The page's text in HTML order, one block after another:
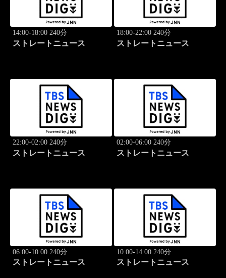
14:00-18:00 240分
ストレートニュース
18:00-22:00 240分
ストレートニュース
22:00-02:00 240分
ストレートニュース
02:00-06:00 240分
ストレートニュース
06:00-10:00 240分
ストレートニュース
10:00-14:00 240分
ストレートニュース